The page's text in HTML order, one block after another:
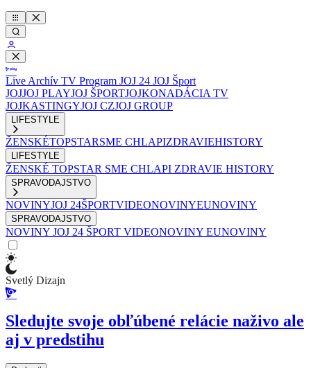
Live Archív TV Program JOJ 24 JOJ Šport
JOJJOJ PLAYJOJ ŠPORTJOJKONADÁCIA TV
JOJKASTINGYJOJ CZJOJ GROUP
LIFESTYLE
ŽENSKÉTOPSTARSME CHLAPIZDRAVIEHISTORY
LIFESTYLE
ŽENSKÉ TOPSTAR SME CHLAPI ZDRAVIE HISTORY
SPRAVODAJSTVO
NOVINYJOJ 24ŠPORTVIDEONOVINYEUNOVINY
SPRAVODAJSTVO
NOVINY JOJ 24 ŠPORT VIDEONOVINY EUNOVINY
Svetlý Dizajn
Sledujte svoje obľúbené relácie naživo ale
aj v predstihu